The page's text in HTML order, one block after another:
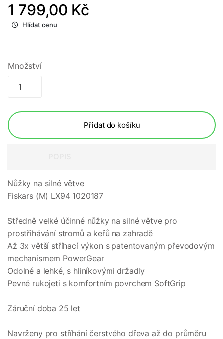
1 799,00 Kč
Hlídat cenu
Množství
Přidat do košíku
Nůžky na silné větve
Fiskars (M) LX94 1020187
Středně velké účinné nůžky na silné větve pro
prostřihávání stromů a keřů na zahradě
Až 3x větší stříhací výkon s patentovaným převodovým
mechanismem PowerGear
Odolné a lehké, s hliníkovými držadly
Pevné rukojeti s komfortním povrchem SoftGrip
Záruční doba 25 let
Navrženy pro stříhání čerstvého dřeva až do průměru